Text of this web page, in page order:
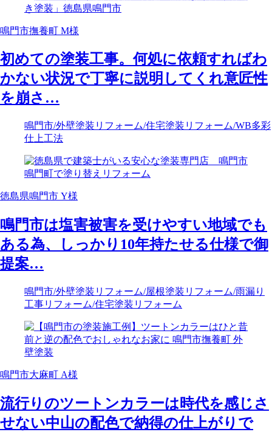
鳴門市撫養町 M様
初めての塗装工事。何処に依頼すればわ
かない状況で丁寧に説明してくれ意匠性
を崩さ…
鳴門市/外壁塗装リフォーム/住宅塗装リフォーム/WB多彩
仕上工法
徳島県鳴門市 Y様
鳴門市は塩害被害を受けやすい地域でも
ある為、しっかり10年持たせる仕様で御
提案…
鳴門市/外壁塗装リフォーム/屋根塗装リフォーム/雨漏り
工事リフォーム/住宅塗装リフォーム
鳴門市大麻町 A様
流行りのツートンカラーは時代を感じさ
せない中山の配色で納得の仕上がりで